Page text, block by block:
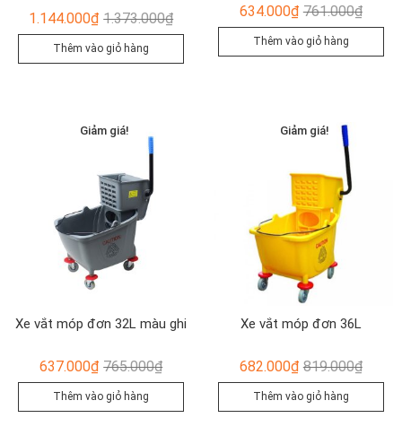
1.373.000₫Giá
gốc
là:
1.144.000₫
Giá
hiện
tại
Thêm vào giỏ hàng
761.000₫Giá
gốc
là:
634.000₫
Giá
hiện
tại
Thêm vào giỏ hàng
Giảm giá!
Xe vắt móp đơn 32L màu ghi
765.000₫Giá
gốc
là:
637.000₫
Giá
hiện
tại
Thêm vào giỏ hàng
Giảm giá!
Xe vắt móp đơn 36L
819.000₫Giá
gốc
là:
682.000₫
Giá
hiện
tại
Thêm vào giỏ hàng